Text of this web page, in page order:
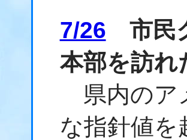
7/26 市民
本部を訪れ
県内のア
な指針値を